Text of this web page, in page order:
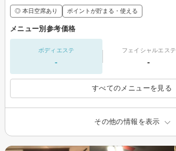
◎ 本日空席あり ポイントが貯まる・使える
メニュー別参考価格
ボディエステ
-
フェイシャルエステ
-
すべてのメニューを見る
その他の情報を表示